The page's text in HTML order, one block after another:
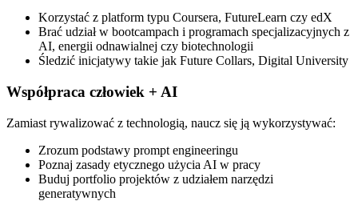
Korzystać z platform typu Coursera, FutureLearn czy edX
Brać udział w bootcampach i programach specjalizacyjnych z
AI, energii odnawialnej czy biotechnologii
Śledzić inicjatywy takie jak Future Collars, Digital University
Współpraca człowiek + AI
Zamiast rywalizować z technologią, naucz się ją wykorzystywać:
Zrozum podstawy prompt engineeringu
Poznaj zasady etycznego użycia AI w pracy
Buduj portfolio projektów z udziałem narzędzi
generatywnych